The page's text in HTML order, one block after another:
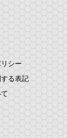
シー
る表記